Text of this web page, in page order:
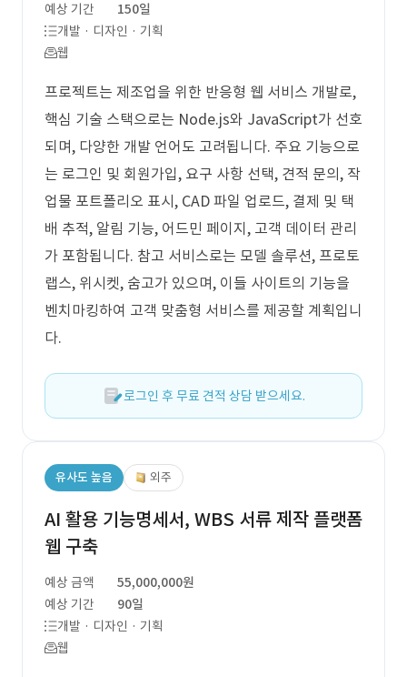
예상 기간
150일
개발 · 디자인 · 기획
웹
프로젝트는 제조업을 위한 반응형 웹 서비스 개발로,
핵심 기술 스택으로는 Node.js와 JavaScript가 선호
되며, 다양한 개발 언어도 고려됩니다. 주요 기능으로
는 로그인 및 회원가입, 요구 사항 선택, 견적 문의, 작
업물 포트폴리오 표시, CAD 파일 업로드, 결제 및 택
배 추적, 알림 기능, 어드민 페이지, 고객 데이터 관리
가 포함됩니다. 참고 서비스로는 모델 솔루션, 프로토
랩스, 위시켓, 숨고가 있으며, 이들 사이트의 기능을
벤치마킹하여 고객 맞춤형 서비스를 제공할 계획입니
다.
로그인 후 무료 견적 상담 받으세요.
유사도 높음 외주
AI 활용 기능명세서, WBS 서류 제작 플랫폼
웹 구축
예상 금액
55,000,000원
예상 기간
90일
개발 · 디자인 · 기획
웹